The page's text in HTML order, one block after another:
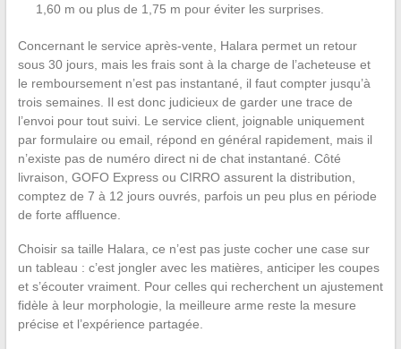
1,60 m ou plus de 1,75 m pour éviter les surprises.
Concernant le service après-vente, Halara permet un retour
sous 30 jours, mais les frais sont à la charge de l’acheteuse et
le remboursement n’est pas instantané, il faut compter jusqu’à
trois semaines. Il est donc judicieux de garder une trace de
l’envoi pour tout suivi. Le service client, joignable uniquement
par formulaire ou email, répond en général rapidement, mais il
n’existe pas de numéro direct ni de chat instantané. Côté
livraison, GOFO Express ou CIRRO assurent la distribution,
comptez de 7 à 12 jours ouvrés, parfois un peu plus en période
de forte affluence.
Choisir sa taille Halara, ce n’est pas juste cocher une case sur
un tableau : c’est jongler avec les matières, anticiper les coupes
et s’écouter vraiment. Pour celles qui recherchent un ajustement
fidèle à leur morphologie, la meilleure arme reste la mesure
précise et l’expérience partagée.